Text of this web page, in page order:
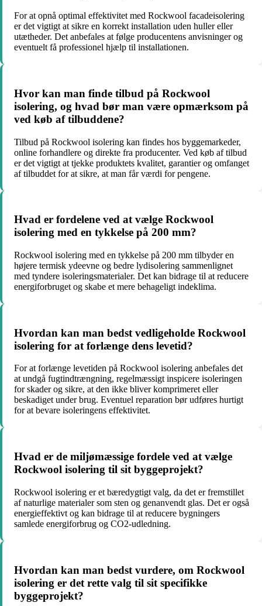
For at opnå optimal effektivitet med Rockwool facadeisolering
er det vigtigt at sikre en korrekt installation uden huller eller
utætheder. Det anbefales at følge producentens anvisninger og
eventuelt få professionel hjælp til installationen.
Hvor kan man finde tilbud på Rockwool
isolering, og hvad bør man være opmærksom på
ved køb af tilbuddene?
Tilbud på Rockwool isolering kan findes hos byggemarkeder,
online forhandlere og direkte fra producenter. Ved køb af tilbud
er det vigtigt at tjekke produktets kvalitet, garantier og omfanget
af tilbuddet for at sikre, at man får værdi for pengene.
Hvad er fordelene ved at vælge Rockwool
isolering med en tykkelse på 200 mm?
Rockwool isolering med en tykkelse på 200 mm tilbyder en
højere termisk ydeevne og bedre lydisolering sammenlignet
med tyndere isoleringsmaterialer. Det kan bidrage til at reducere
energiforbruget og skabe et mere behageligt indeklima.
Hvordan kan man bedst vedligeholde Rockwool
isolering for at forlænge dens levetid?
For at forlænge levetiden på Rockwool isolering anbefales det
at undgå fugtindtrængning, regelmæssigt inspicere isoleringen
for skader og sikre, at den ikke bliver komprimeret eller
beskadiget under brug. Eventuel reparation bør udføres hurtigt
for at bevare isoleringens effektivitet.
Hvad er de miljømæssige fordele ved at vælge
Rockwool isolering til sit byggeprojekt?
Rockwool isolering er et bæredygtigt valg, da det er fremstillet
af naturlige materialer som sten og genanvendt glas. Det er også
energieffektivt og kan bidrage til at reducere bygningers
samlede energiforbrug og CO2-udledning.
Hvordan kan man bedst vurdere, om Rockwool
isolering er det rette valg til sit specifikke
byggeprojekt?